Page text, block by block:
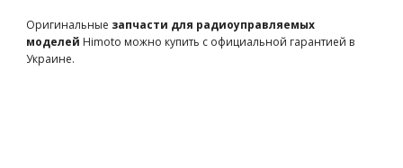
Сервосейвер алюминиевый для автомодели E18 (M611
запчасти для радиоуправляемых моделей Himoto)
Оригинальные запчасти для радиоуправляемых
моделей Himoto можно купить с официальной гарантией в
Украине.